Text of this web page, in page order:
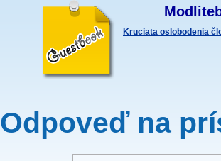
Kruciata oslobodenia
Odpoveď na